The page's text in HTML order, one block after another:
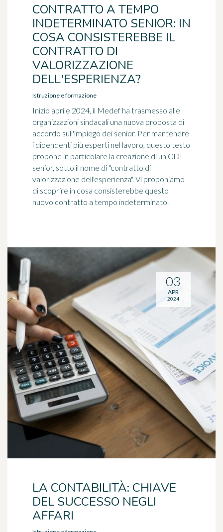
CONTRATTO A TEMPO
INDETERMINATO SENIOR: IN
COSA CONSISTEREBBE IL
CONTRATTO DI
VALORIZZAZIONE
DELL'ESPERIENZA?
Istruzione e formazione
Inizio aprile 2024, il Medef ha trasmesso alle
organizzazioni sindacali una nuova proposta di
accordo sull'impiego dei senior. Per mantenere
i dipendenti più esperti nel lavoro, questo testo
propone in particolare la creazione di un CDI
senior, sotto il nome di "contratto di
valorizzazione dell'esperienza". Vi proponiamo
di scoprire in cosa consisterebbe questo
nuovo contratto a tempo indeterminato.
LA CONTABILITÀ: CHIAVE
DEL SUCCESSO NEGLI
AFFARI
03
APR
2024